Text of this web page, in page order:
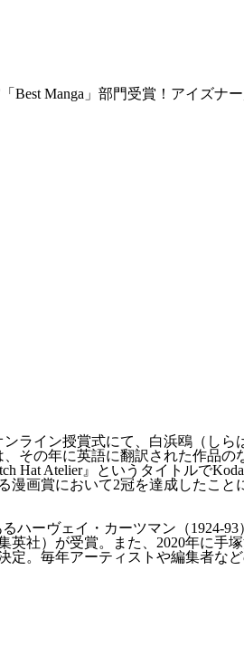
Best Manga」部門受賞！アイズナ
ライン授賞式にて、白浜鴎（し
その年に英語に翻訳された作品の
Hat Atelier』というタイトルで
画賞において2冠を達成したこと
ハーヴェイ・カーツマン（1924-
英社）が受賞。また、2020年に手
定。毎年アーティストや編集者な